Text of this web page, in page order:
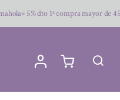
5% dto 1ª compra mayor de